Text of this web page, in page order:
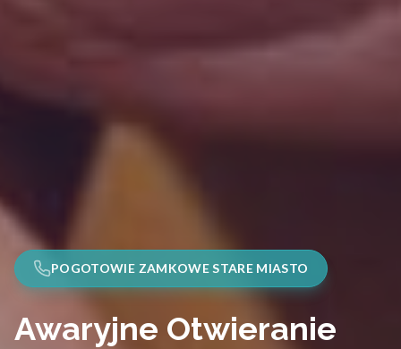
POGOTOWIE ZAMKOWE STARE MIASTO
Awaryjne Otwieranie